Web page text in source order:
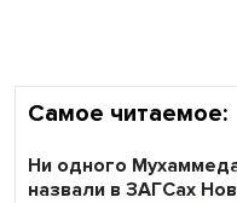
Самое читаемое:
Ни одного
назвали в ЗАГСах